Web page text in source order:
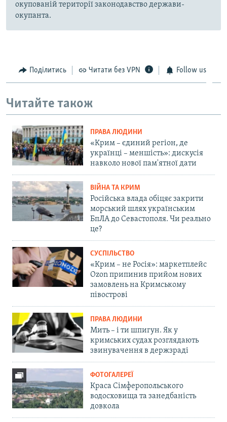
окупованій території законодавство держави-
окупанта.
Поділитись Читати без VPN Follow us
Читайте також
ПРАВА ЛЮДИНИ
«Крим – єдиний регіон, де
українці – меншість»: дискусія
навколо нової пам'ятної дати
ВІЙНА ТА КРИМ
Російська влада обіцяє закрити
морський шлях українським
БпЛА до Севастополя. Чи реально
це?
СУСПІЛЬСТВО
«Крим – не Росія»: маркетплейс
Ozon припинив прийом нових
замовлень на Кримському
півострові
ПРАВА ЛЮДИНИ
Мить – і ти шпигун. Як у
кримських судах розглядають
звинувачення в держзраді
ФОТОГАЛЕРЕЇ
Краса Сімферопольського
водосховища та занедбаність
довкола